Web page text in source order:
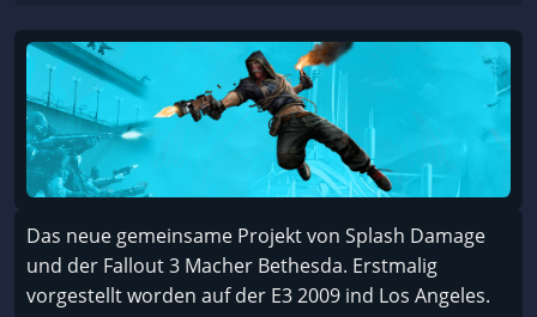
Das neue gemeinsame Projekt von Splash Damage
und der Fallout 3 Macher Bethesda. Erstmalig
vorgestellt worden auf der E3 2009 ind Los Angeles.